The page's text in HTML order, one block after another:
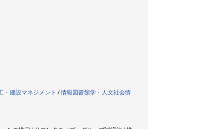
・建設マネジメント /情報図書館学・人文社会情